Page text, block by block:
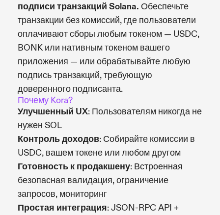
подписи транзакций Solana. Обеспечьте
транзакции без комиссий, где пользователи
оплачивают сборы любым токеном — USDC,
BONK или нативным токеном вашего
приложения — или обрабатывайте любую
подпись транзакций, требующую
доверенного подписанта.
Почему Kora?
Улучшенный UX: Пользователям никогда не
нужен SOL
Контроль доходов: Собирайте комиссии в
USDC, вашем токене или любом другом
Готовность к продакшену: Встроенная
безопасная валидация, ограничение
запросов, мониторинг
Простая интеграция: JSON-RPC API +